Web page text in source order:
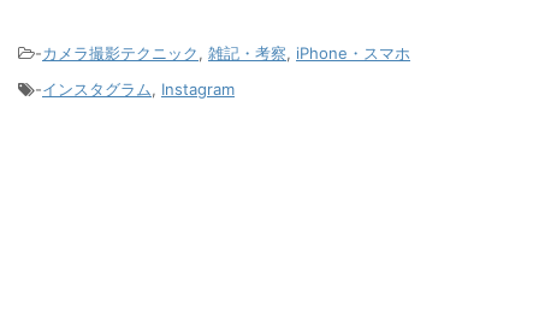
-カメラ撮影テクニック, 雑記・考察, iPhone・スマホ
-インスタグラム, Instagram